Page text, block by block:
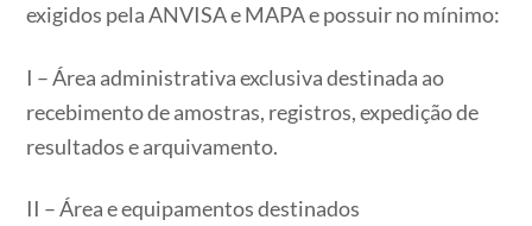
exigidos pela ANVISA e MAPA e possuir no mínimo:
I – Área administrativa exclusiva destinada ao
recebimento de amostras, registros, expedição de
resultados e arquivamento.
II – Área e equipamentos destinados